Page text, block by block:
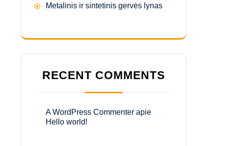
Metalinis ir sintetinis gervės lynas
RECENT COMMENTS
A WordPress Commenter apie
Hello world!